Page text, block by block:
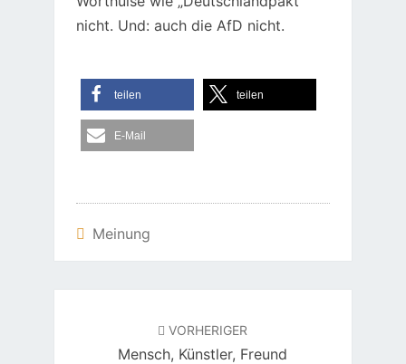
nicht. Und: auch die AfD nicht.
teilen teilen
E-Mail
Meinung
VORHERIGER
Mensch, Künstler, Freund